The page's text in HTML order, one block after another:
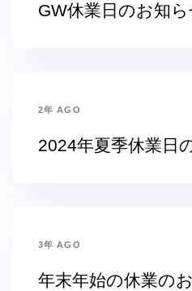
GW休業日のお知ら
2年 AGO
2024年夏季休業日
3年 AGO
年末年始の休業の